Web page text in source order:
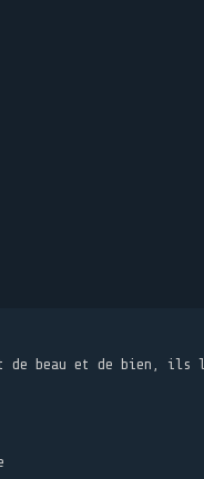
de beau et de bien,